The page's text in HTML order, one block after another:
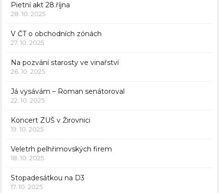
Pietní akt 28.října
28. 10. 2025
V ČT o obchodních zónách
27. 10. 2025
Na pozvání starosty ve vinařství
26. 10. 2025
Já vysávám – Roman senátoroval
22. 10. 2025
Koncert ZUŠ v Žirovnici
19. 10. 2025
Veletrh pelhřimovských firem
18. 10. 2025
Stopadesátkou na D3
17. 10. 2025